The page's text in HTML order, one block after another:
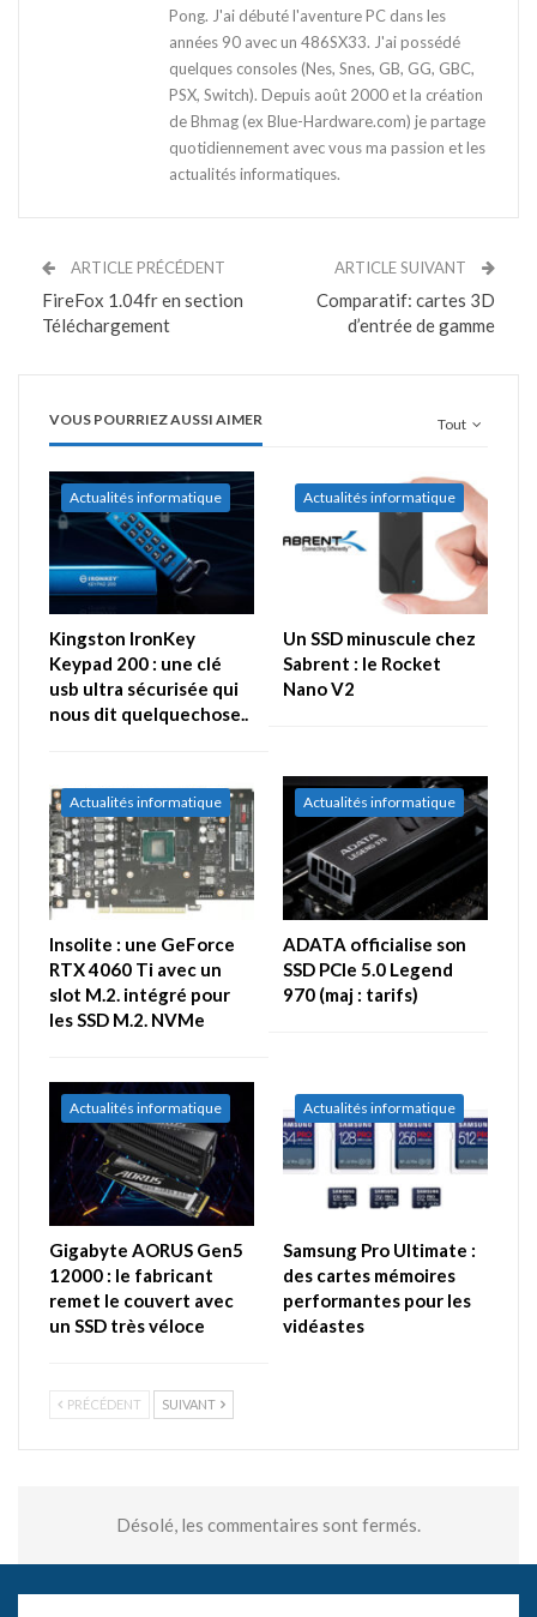
Pong. J'ai débuté l'aventure PC dans les
années 90 avec un 486SX33. J'ai possédé
quelques consoles (Nes, Snes, GB, GG, GBC,
PSX, Switch). Depuis août 2000 et la création
de Bhmag (ex Blue-Hardware.com) je partage
quotidiennement avec vous ma passion et les
actualités informatiques.
ARTICLE PRÉCÉDENT
FireFox 1.04fr en section
Téléchargement
ARTICLE SUIVANT
Comparatif: cartes 3D
d’entrée de gamme
Tout
VOUS POURRIEZ AUSSI AIMER
Actualités informatique
Kingston IronKey
Keypad 200 : une clé
usb ultra sécurisée qui
nous dit quelquechose..
Actualités informatique
Un SSD minuscule chez
Sabrent : le Rocket
Nano V2
Actualités informatique
Insolite : une GeForce
RTX 4060 Ti avec un
slot M.2. intégré pour
les SSD M.2. NVMe
Actualités informatique
ADATA officialise son
SSD PCIe 5.0 Legend
970 (maj : tarifs)
Actualités informatique
Gigabyte AORUS Gen5
12000 : le fabricant
remet le couvert avec
un SSD très véloce
Actualités informatique
Samsung Pro Ultimate :
des cartes mémoires
performantes pour les
vidéastes
PRÉCÉDENT SUIVANT
Désolé, les commentaires sont fermés.